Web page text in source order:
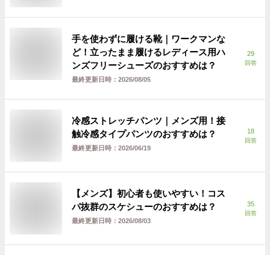
手を使わずに履ける靴｜ワークマンな
ど！立ったまま履けるレディース用ハ
ンズフリーシューズのおすすめは？
最終更新日時： 2026/08/05
29
回答
冷感ストレッチパンツ｜メンズ用！接
触冷感タイプパンツのおすすめは？
最終更新日時： 2026/06/19
18
回答
【メンズ】初心者も使いやすい！コス
パ抜群のスケシューのおすすめは？
最終更新日時： 2026/08/03
35
回答